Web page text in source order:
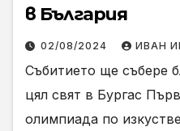
в България
02/08/2024 ИВАН
Събитието ще събере
цял свят в Бургас
олимпиада по